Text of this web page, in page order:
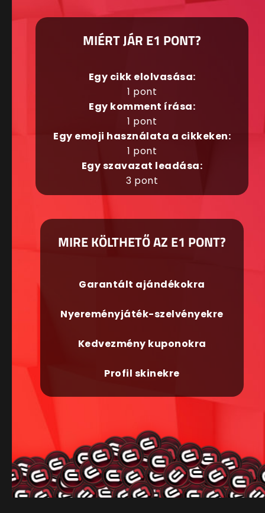
MIÉRT JÁR E1 PONT?
Egy cikk elolvasása:
1 pont
Egy komment írása:
1 pont
Egy emoji használata a cikkeken:
1 pont
Egy szavazat leadása:
3 pont
MIRE KÖLTHETŐ AZ E1 PONT?
Garantált ajándékokra
Nyereményjáték-szelvényekre
Kedvezmény kuponokra
Profil skinekre